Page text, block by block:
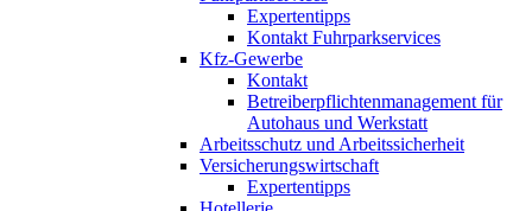
Expertentipps
Kontakt Fuhrparkservices
Kfz-Gewerbe
Kontakt
Betreiberpflichtenmanagement für
Autohaus und Werkstatt
Arbeitsschutz und Arbeitssicherheit
Versicherungswirtschaft
Expertentipps